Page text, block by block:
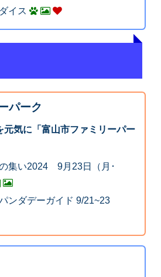
イス
パーク
元気に「富山市ファミリーパー
集い2024 9月23日（月･
ンダデーガイド 9/21~23